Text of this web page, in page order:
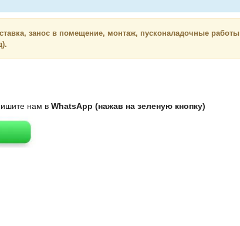
занос в помещение, монтаж, пусконаладочные работы
нам в WhatsApp (нажав на зеленую кнопку)